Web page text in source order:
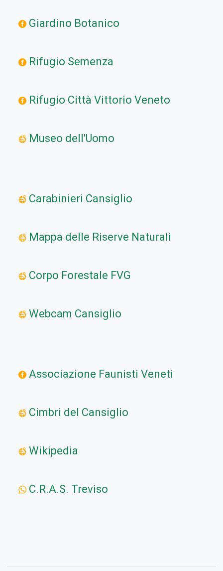
Giardino Botanico
Rifugio Semenza
Rifugio Città Vittorio Veneto
Museo dell'Uomo
Carabinieri Cansiglio
Mappa delle Riserve Naturali
Corpo Forestale FVG
Webcam Cansiglio
Associazione Faunisti Veneti
Cimbri del Cansiglio
Wikipedia
C.R.A.S. Treviso